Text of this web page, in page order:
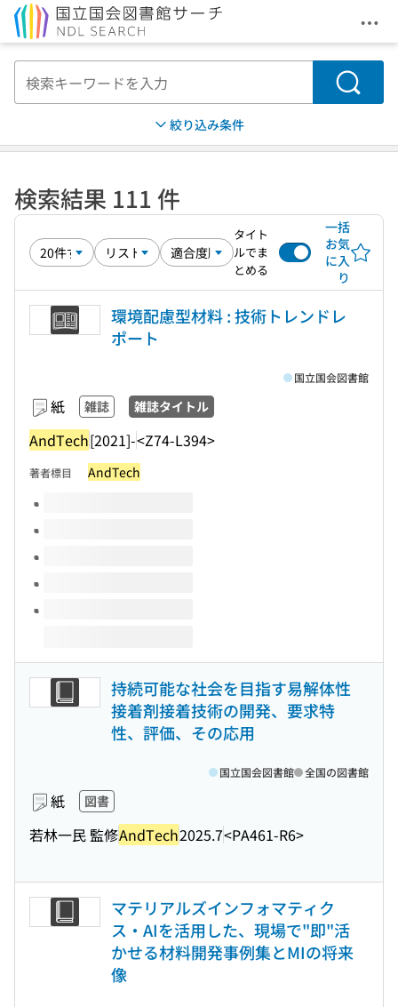
メ
検索
絞り込み条件
検索結果 111 件
タイト
ルでま
とめる
一括
お気
に入
り
環境配慮型材料 : 技術トレンドレ
ポート
紙 雑誌 雑誌タイトル
AndTech[2021]-<Z74-L394>
国立国会図書館
著者標目 AndTech
このタイトルの巻号
持続可能な社会を目指す易解体性
接着剤接着技術の開発、要求特
性、評価、その応用
紙 図書
若林一民 監修AndTech2025.7<PA461-R6>
国立国会図書館 全国の図書館
マテリアルズインフォマティク
ス・AIを活用した、現場で"即"活
かせる材料開発事例集とMIの将来
像